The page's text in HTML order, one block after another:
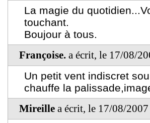
La magie du
touchant.
Boujour à tous.
Françoise. a écrit, le 17/08/
Un petit vent indiscret
chauffe la
Mireille a écrit, le 17/08/